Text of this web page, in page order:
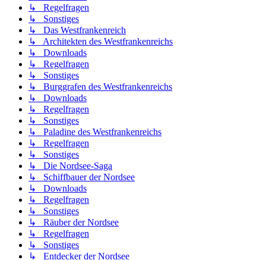
↳ Regelfragen
↳ Sonstiges
↳ Das Westfrankenreich
↳ Architekten des Westfrankenreichs
↳ Downloads
↳ Regelfragen
↳ Sonstiges
↳ Burggrafen des Westfrankenreichs
↳ Downloads
↳ Regelfragen
↳ Sonstiges
↳ Paladine des Westfrankenreichs
↳ Regelfragen
↳ Sonstiges
↳ Die Nordsee-Saga
↳ Schiffbauer der Nordsee
↳ Downloads
↳ Regelfragen
↳ Sonstiges
↳ Räuber der Nordsee
↳ Regelfragen
↳ Sonstiges
↳ Entdecker der Nordsee